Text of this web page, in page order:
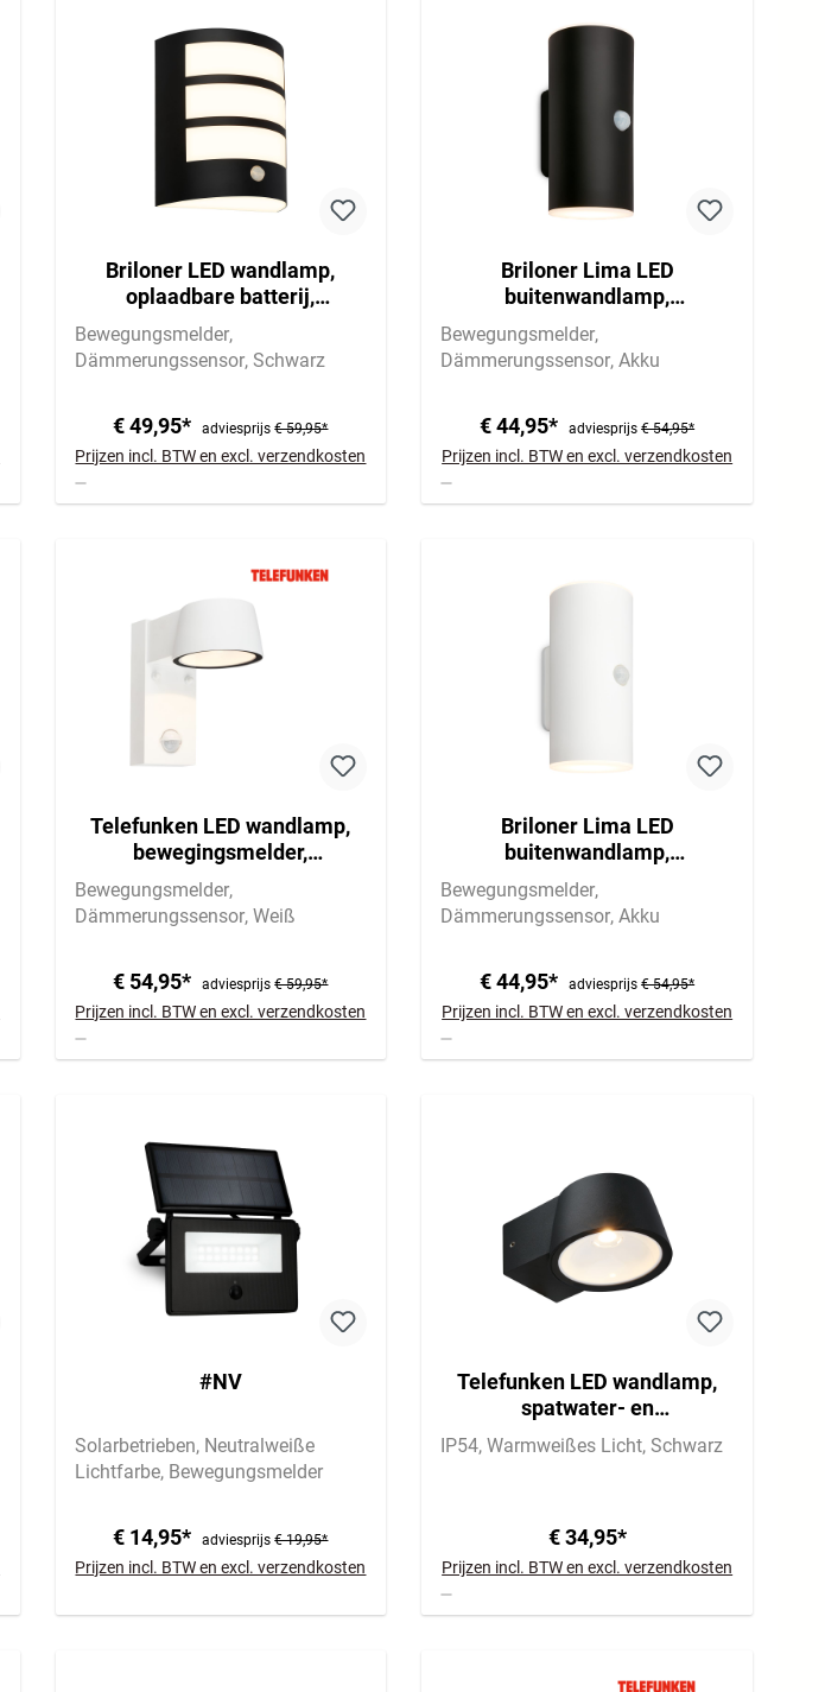
Briloner LED wandlamp,
oplaadbare batterij,
bewegingsmelder,
schemersensor
Bewegungsmelder
Dämmerungssensor Schwarz
€ 49,95* adviesprijs€ 59,95*
Prijzen incl. BTW en excl. verzendkosten
Briloner Lima LED
buitenwandlamp,
bewegingsmelder,
schemersensor, oplaadbare
batterij
Bewegungsmelder
Dämmerungssensor Akku
€ 44,95* adviesprijs€ 54,95*
Prijzen incl. BTW en excl. verzendkosten
Telefunken LED wandlamp,
bewegingsmelder,
schemersensor, wit
Bewegungsmelder
Dämmerungssensor Weiß
€ 54,95* adviesprijs€ 59,95*
Prijzen incl. BTW en excl. verzendkosten
Briloner Lima LED
buitenwandlamp,
bewegingsmelder,
schemersensor, oplaadbare
batterij
Bewegungsmelder
Dämmerungssensor Akku
€ 44,95* adviesprijs€ 54,95*
Prijzen incl. BTW en excl. verzendkosten
#NV
Solarbetrieben Neutralweiße
Lichtfarbe Bewegungsmelder
€ 14,95* adviesprijs€ 19,95*
Prijzen incl. BTW en excl. verzendkosten
Telefunken LED wandlamp,
spatwater- en
stofbescherming, aan/uit
IP54 Warmweißes Licht Schwarz
€ 34,95*
Prijzen incl. BTW en excl. verzendkosten